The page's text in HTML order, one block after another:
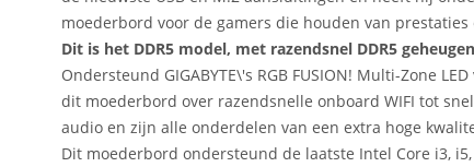
moederbord voor de gamers die houden van prestaties
Dit is het DDR5 model, met razendsnel DDR5
Ondersteund GIGABYTE\'s RGB FUSION! Multi-Zone
dit moederbord over razendsnelle onboard WIFI tot
audio en zijn alle onderdelen van een extra hoge
Dit moederbord ondersteund de laatste Intel Core i3,